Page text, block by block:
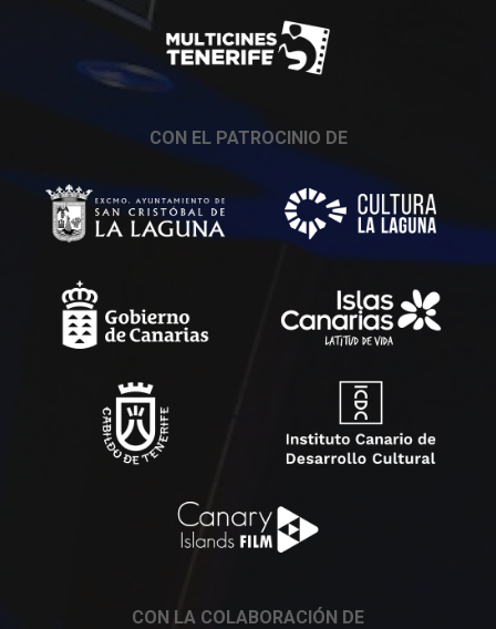
CON EL PATROCINIO DE
CON LA COLABORACIÓN DE